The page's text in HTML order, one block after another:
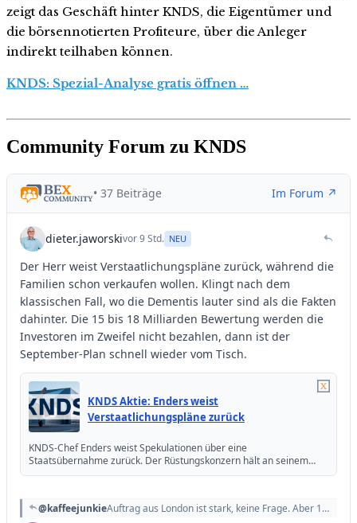
zeigt das Geschäft hinter KNDS, die Eigentümer und
die börsennotierten Profiteure, über die Anleger
indirekt teilhaben können.
KNDS: Spezial-Analyse gratis öffnen …
Community Forum zu KNDS